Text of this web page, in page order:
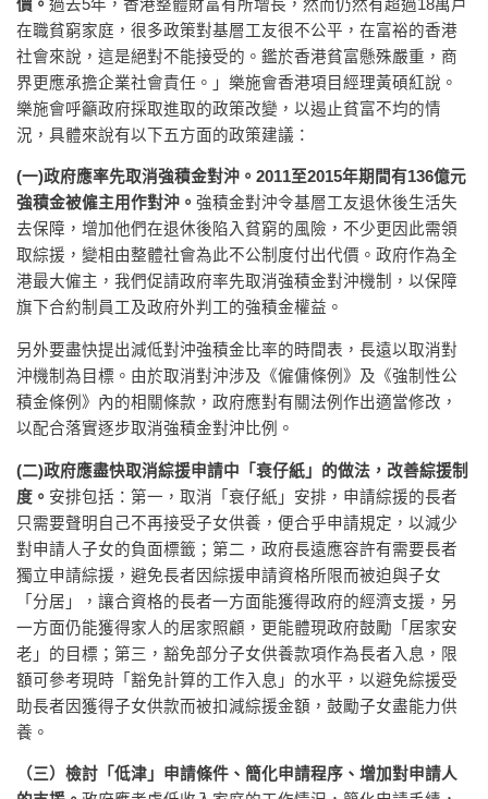
價。 過去5年，香港整體財富有所增長，然而仍然有超過18萬戶
在職貧窮家庭，很多政策對基層工友很不公平，在富裕的香港
社會來說，這是絕對不能接受的。鑑於香港貧富懸殊嚴重，商
界更應承擔企業社會責任。」樂施會香港項目經理黃碩紅說。
樂施會呼籲政府採取進取的政策改變，以遏止貧富不均的情
況，具體來說有以下五方面的政策建議：
(一)政府應率先取消強積金對沖 。 2011至2015年期間有136億元
強積金被僱主用作對沖。 強積金對沖令基層工友退休後生活失
去保障，增加他們在退休後陷入貧窮的風險，不少更因此需領
取綜援，變相由整體社會為此不公制度付出代價。政府作為全
港最大僱主，我們促請政府率先取消強積金對沖機制，以保障
旗下合約制員工及政府外判工的強積金權益。
另外要盡快提出減低對沖強積金比率的時間表，長遠以取消對
沖機制為目標。由於取消對沖涉及《僱傭條例》及《強制性公
積金條例》內的相關條款，政府應對有關法例作出適當修改，
以配合落實逐步取消強積金對沖比例。
(二)政府應盡快取消綜援申請中「衰仔紙」的做法，改善綜援制
度 。 安排包括：第一，取消「衰仔紙」安排，申請綜援的長者
只需要聲明自己不再接受子女供養，便合乎申請規定，以減少
對申請人子女的負面標籤；第二，政府長遠應容許有需要長者
獨立申請綜援，避免長者因綜援申請資格所限而被迫與子女
「分居」，讓合資格的長者一方面能獲得政府的經濟支援，另
一方面仍能獲得家人的居家照顧，更能體現政府鼓勵「居家安
老」的目標；第三，豁免部分子女供養款項作為長者入息，限
額可參考現時「豁免計算的工作入息」的水平，以避免綜援受
助長者因獲得子女供款而被扣減綜援金額，鼓勵子女盡能力供
養。
（三）檢討「低津」申請條件、簡化申請程序、增加對申請人